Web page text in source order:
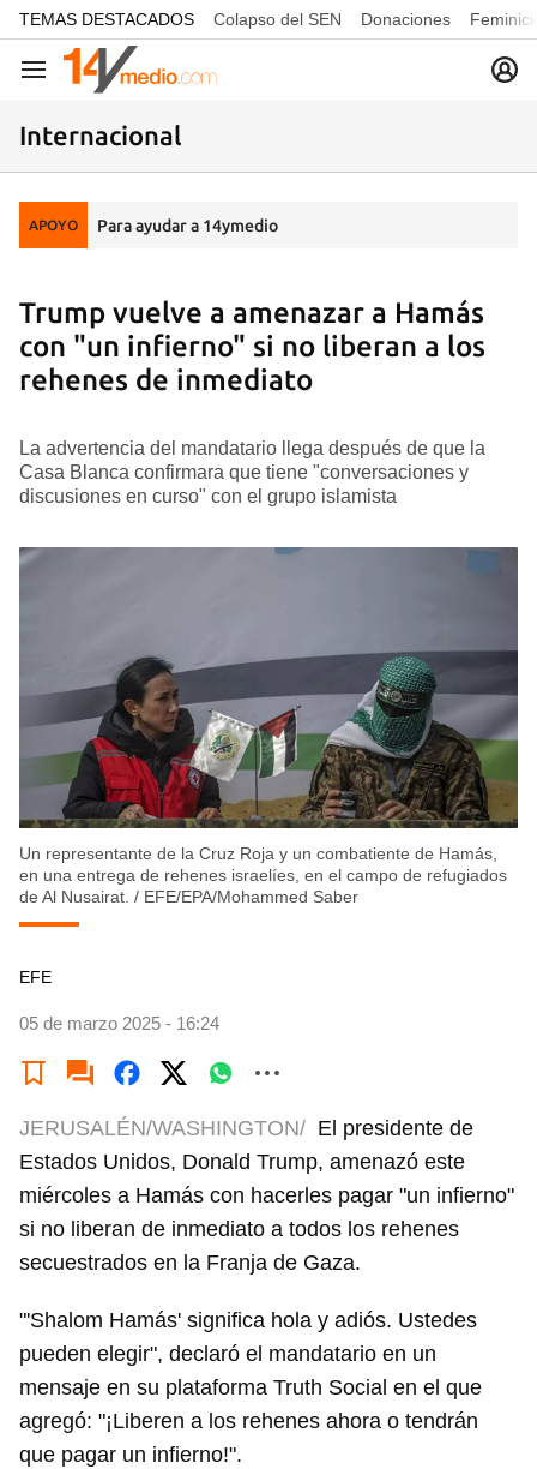
common.go-to-content
TEMAS DESTACADOS Colapso del SEN Donaciones
Navegación
Internacional
APOYO Para ayudar a 14ymedio
Trump vuelve a amenazar a Hamás
con "un infierno" si no liberan a los
rehenes de inmediato
La advertencia del mandatario llega después de que la
Casa Blanca confirmara que tiene "conversaciones y
discusiones en curso" con el grupo islamista
Un representante de la Cruz Roja y un combatiente de Hamás,
en una entrega de rehenes israelíes, en el campo de refugiados
de Al Nusairat. / EFE/EPA/Mohammed Saber
EFE
05 de marzo 2025 - 16:24
JERUSALÉN/WASHINGTON/ El presidente de
Estados Unidos, Donald Trump, amenazó este
miércoles a Hamás con hacerles pagar "un infierno"
si no liberan de inmediato a todos los rehenes
secuestrados en la Franja de Gaza.
"'Shalom Hamás' significa hola y adiós. Ustedes
pueden elegir", declaró el mandatario en un
mensaje en su plataforma Truth Social en el que
agregó: "¡Liberen a los rehenes ahora o tendrán
que pagar un infierno!".